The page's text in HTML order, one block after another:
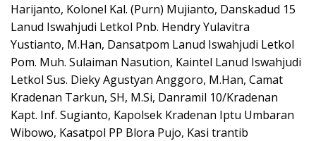
Harijanto, Kolonel Kal. (Purn) Mujianto, Danskadud 15
Lanud Iswahjudi Letkol Pnb. Hendry Yulavitra
Yustianto, M.Han, Dansatpom Lanud Iswahjudi Letkol
Pom. Muh. Sulaiman Nasution, Kaintel Lanud Iswahjudi
Letkol Sus. Dieky Agustyan Anggoro, M.Han, Camat
Kradenan Tarkun, SH, M.Si, Danramil 10/Kradenan
Kapt. Inf. Sugianto, Kapolsek Kradenan Iptu Umbaran
Wibowo, Kasatpol PP Blora Pujo, Kasi trantib